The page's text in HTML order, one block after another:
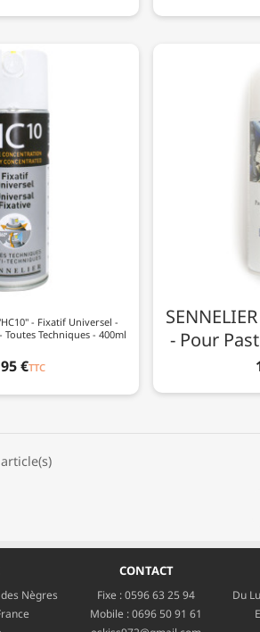
- Fixatif Universel -
Techniques - 400ml
€TTC
- Pour
Nègres
CONTACT
Fixe :0596 63 25 94
Mobile :0696 50 91 61
Du